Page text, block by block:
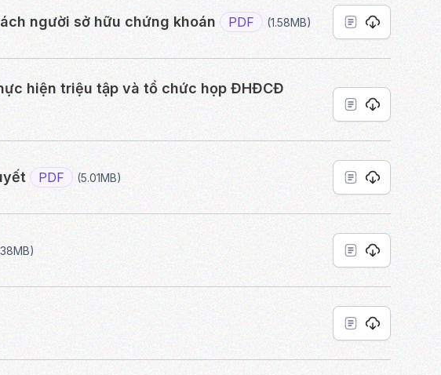
người sở hữu chứng khoán PDF (1.58MB)
hiện triệu tập và tổ chức họp ĐHĐCĐ
PDF (5.01MB)